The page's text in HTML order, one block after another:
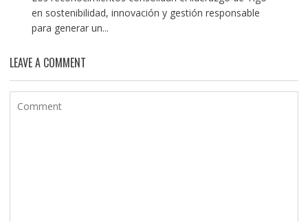
en sostenibilidad, innovación y gestión responsable
para generar un...
LEAVE A COMMENT